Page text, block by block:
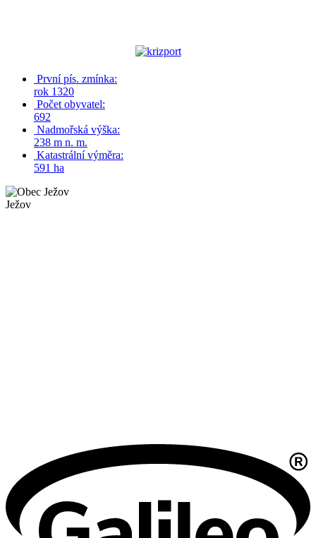
První pís. zmínka:
rok 1320
Počet obyvatel:
692
Nadmořská výška:
238 m n. m.
Katastrální výměra:
591 ha
Ježov